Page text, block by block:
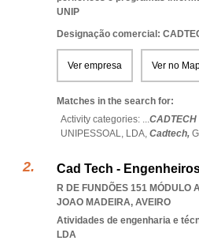
UNIP
Designação comercial:
Ver empresa Ver no
Matches in the search for:
Activity categories: ...CADTECH
UNIPESSOAL, LDA, Cadtech,
Cad Tech -
R DE FUNDÕES 151 MÓDULO
JOAO MADEIRA, AVEIRO
Atividades de engenharia e
LDA